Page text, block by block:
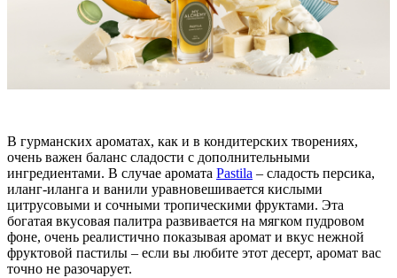
В гурманских ароматах, как и в кондитерских творениях,
очень важен баланс сладости с дополнительными
ингредиентами. В случае аромата Pastila – сладость персика,
иланг-иланга и ванили уравновешивается кислыми
цитрусовыми и сочными тропическими фруктами. Эта
богатая вкусовая палитра развивается на мягком пудровом
фоне, очень реалистично показывая аромат и вкус нежной
фруктовой пастилы – если вы любите этот десерт, аромат вас
точно не разочарует.